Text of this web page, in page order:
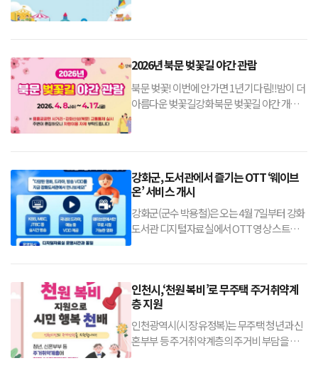
2026년 북문 벚꽃길 야간 관람
북문 벚꽃! 이번에 안 가면 1년 기다림!!밤이 더
아름다운 벚꽃길강화 북문 벚꽃길 야간 개
강화군, 도서관에서 즐기는 OTT ‘웨이브
온’ 서비스 개시
강화군(군수 박용철)은 오는 4월 7일부터 강화
도서관 디지털자료실에서 OTT 영상 스트리
하기 위해 도입됐다.‘웨이브온’은 국내외 드라
인천시,‘천원 복비’로 무주택 주거취약계
층 지원
인천광역시(시장 유정복)는 무주택 청년과 신
혼부부 등 주거취약계층의 주거비 부담을 덜